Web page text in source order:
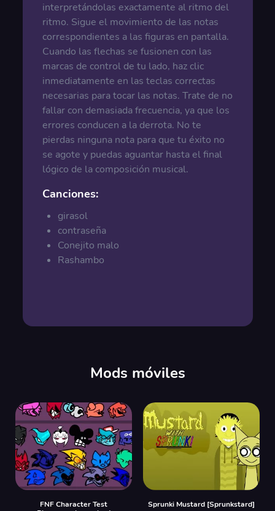
interpretándolas exactamente al ritmo del
ritmo. Sigue el movimiento de las notas
correspondientes a las figuras en pantalla.
Cuando las flechas se fusionen con las
marcas de control de tu lado, haz clic
inmediatamente en las teclas correctas
necesarias para tocar las notas. Trate de no
fallar con demasiada frecuencia, ya que los
errores conducen a la derrota. No te
pierdas ninguna nota para que tu éxito no
se agote y puedas aguantar hasta el final
lógico de la composición musical.
Canciones:
girasol
contraseña
Conejito malo
Rashambo
Mods móviles
FNF Character Test
Sprunki Mustard [Sprunkstard]